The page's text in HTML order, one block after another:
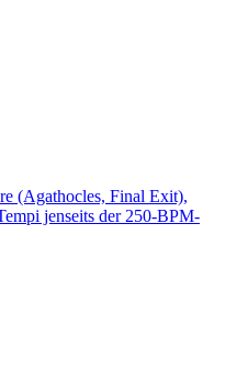
(Agathocles, Final Exit),
jenseits der 250-BPM-